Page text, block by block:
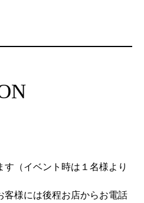
（イベント時は１名様より
客様には後程お店からお電話